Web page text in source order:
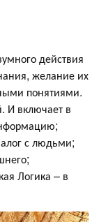
действия
желание их
понятиями.
И включает в
с людьми;
Логика – в